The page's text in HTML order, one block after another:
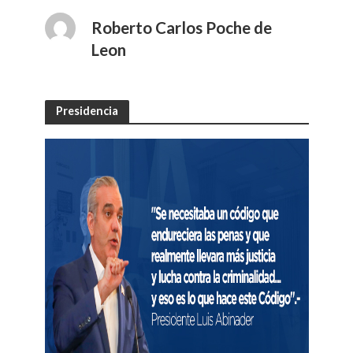
Roberto Carlos Poche de
Leon
Presidencia